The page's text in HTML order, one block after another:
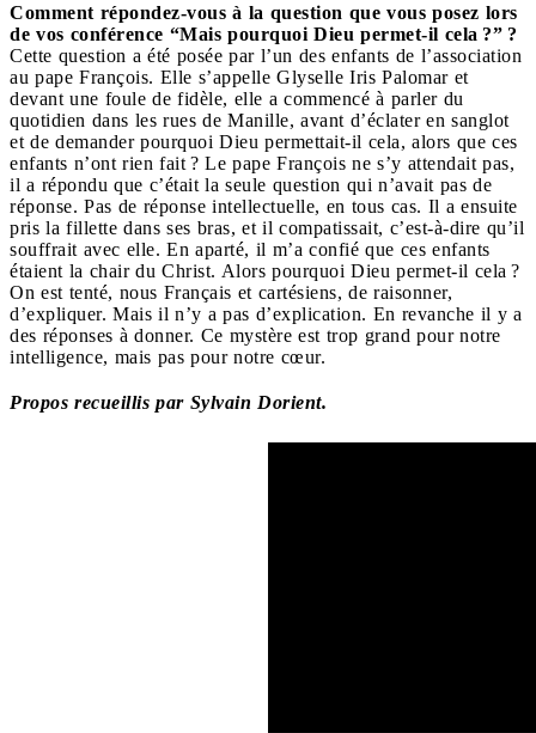
Comment répondez-vous à la question que vous posez lors
de vos conférence “Mais pourquoi Dieu permet-il cela ?” ?
Cette question a été posée par l’un des enfants de l’association
au pape François. Elle s’appelle Glyselle Iris Palomar et
devant une foule de fidèle, elle a commencé à parler du
quotidien dans les rues de Manille, avant d’éclater en sanglot
et de demander pourquoi Dieu permettait-il cela, alors que ces
enfants n’ont rien fait ? Le pape François ne s’y attendait pas,
il a répondu que c’était la seule question qui n’avait pas de
réponse. Pas de réponse intellectuelle, en tous cas. Il a ensuite
pris la fillette dans ses bras, et il compatissait, c’est-à-dire qu’il
souffrait avec elle. En aparté, il m’a confié que ces enfants
étaient la chair du Christ. Alors pourquoi Dieu permet-il cela ?
On est tenté, nous Français et cartésiens, de raisonner,
d’expliquer. Mais il n’y a pas d’explication. En revanche il y a
des réponses à donner. Ce mystère est trop grand pour notre
intelligence, mais pas pour notre cœur.
Propos recueillis par Sylvain Dorient.